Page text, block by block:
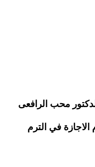
محب الرافعى
الاجازة في الترم